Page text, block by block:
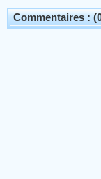
Commentaires :